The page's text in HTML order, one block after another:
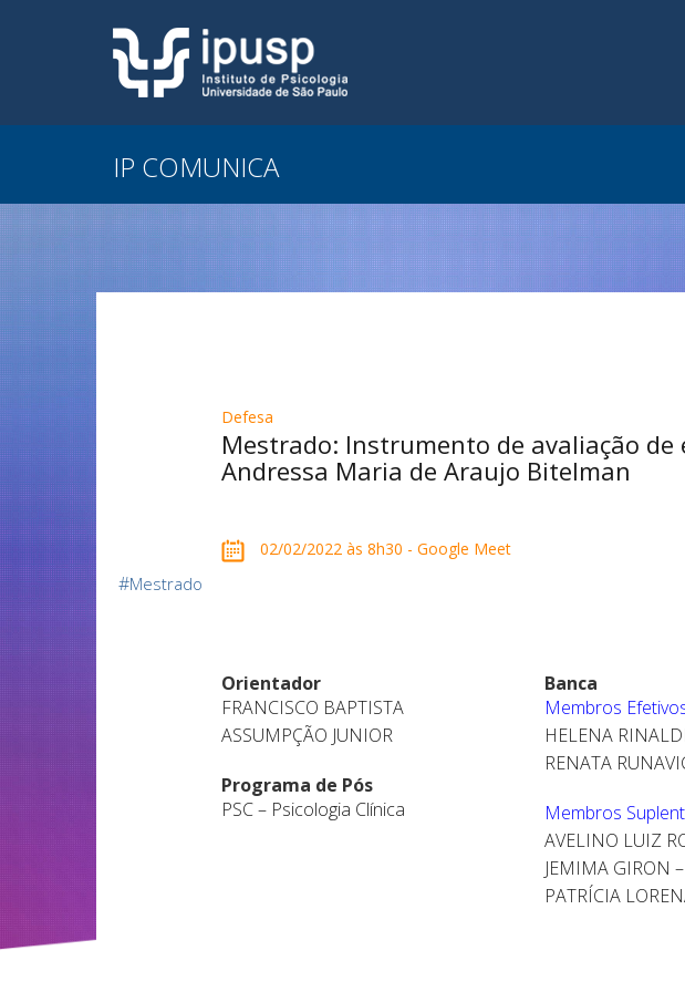
IP COMUNICA
Defesa
Mestrado: Instrumento de avaliação
Andressa Maria de Araujo Bitelman
02/02/2022 às 8h30 - Google Meet
#Mestrado
Orientador
FRANCISCO BAPTISTA
ASSUMPÇÃO JUNIOR
Programa de Pós
PSC – Psicologia Clínica
Banca
Membros
HELENA
RENATA
Membros
AVELINO LUIZ
JEMIMA GIRON
PATRÍCIA